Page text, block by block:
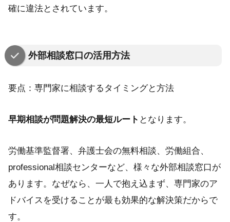
確に違法とされています。
外部相談窓口の活用方法
要点：専門家に相談するタイミングと方法
早期相談が問題解決の最短ルート となります。
労働基準監督署、弁護士会の無料相談、労働組合、
professional相談センターなど、様々な外部相談窓口が
あります。なぜなら、一人で抱え込まず、専門家のア
ドバイスを受けることが最も効果的な解決策だからで
す。